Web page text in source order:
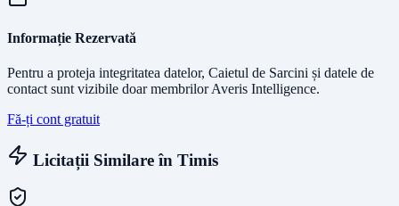
Informație Rezervată
Pentru a proteja integritatea datelor, Caietul de Sarcini și datele de
contact sunt vizibile doar membrilor Averis Intelligence.
Fă-ți cont gratuit
Licitații Similare în Timis